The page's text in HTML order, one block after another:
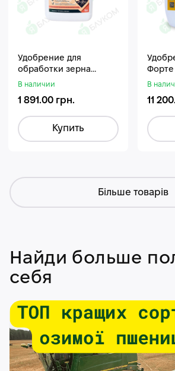
Удобрение для
обработки зерна
Стармакс Гумифос
В наличии
1 891.00 грн.
Купить
Форте
В
11
Більше товарів
Найди больше
себя